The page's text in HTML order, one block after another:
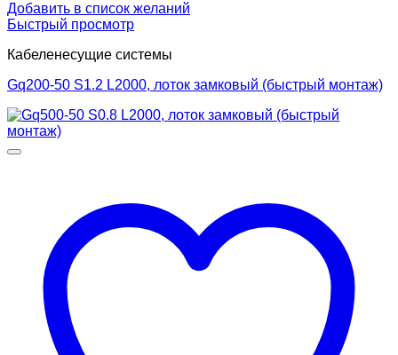
Добавить в список желаний
Быстрый просмотр
Кабеленесущие системы
Gq200-50 S1.2 L2000, лоток замковый (быстрый монтаж)